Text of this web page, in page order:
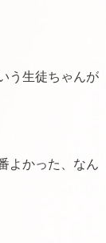
う生徒ちゃんが
よかった、なん